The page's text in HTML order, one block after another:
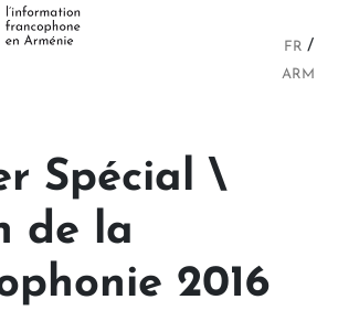
FR
ARM
Spécial \
de la
2016